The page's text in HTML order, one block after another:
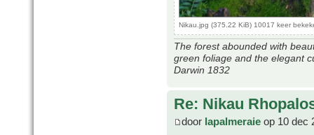
Nikau.jpg (375.22 KiB) 10017 keer
The forest abounded with
green foliage and the elegant
Darwin 1832
Re: Nikau
door lapalmeraie op 10 dec